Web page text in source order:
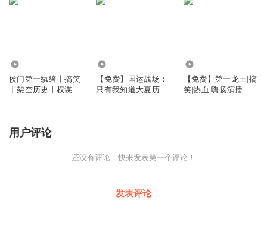
侯门第一纨绔丨搞笑
丨架空历史丨权谋丨
【免费】国运战场：
只有我知道大夏历史
【免费】第一龙王|搞
笑|热血|嗨扬演播|真
用户评论
还没有评论，快来发表第一个评论！
发表评论